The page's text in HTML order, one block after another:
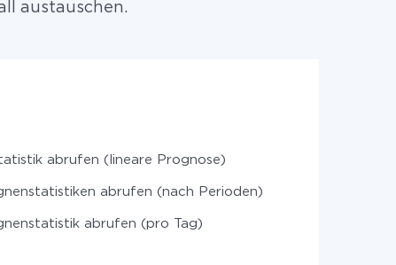
austauschen.
abrufen (lineare Prognose)
abrufen (nach Perioden)
abrufen (pro Tag)